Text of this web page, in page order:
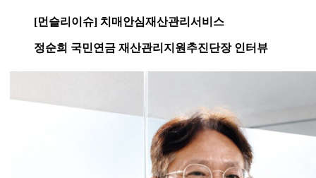
[먼슬리이슈] 치매안심재산관리서비스
정순희 국민연금 재산관리지원추진단장 인터뷰